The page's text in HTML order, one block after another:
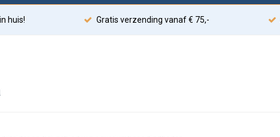
huis! Gratis verzending vanaf € 75,-